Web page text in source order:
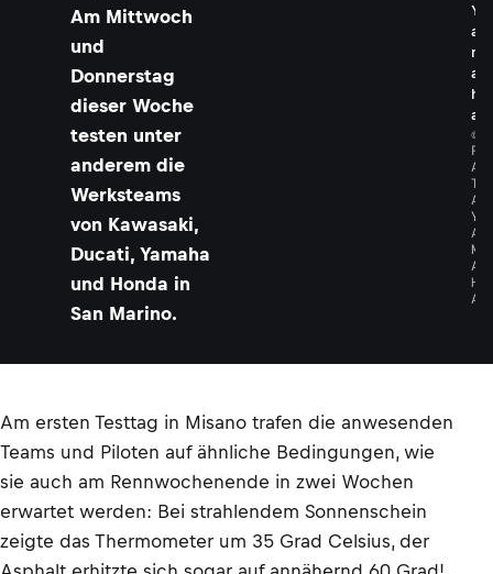
Am Mittwoch
und
Donnerstag
dieser Woche
testen unter
anderem die
Werksteams
von Kawasaki,
Ducati, Yamaha
und Honda in
San Marino.
Y
a
m
a
h
a
©
P
A
T
A
Y
A
M
A
H
A
Am ersten Testtag in Misano trafen die anwesenden
Teams und Piloten auf ähnliche Bedingungen, wie
sie auch am Rennwochenende in zwei Wochen
erwartet werden: Bei strahlendem Sonnenschein
zeigte das Thermometer um 35 Grad Celsius, der